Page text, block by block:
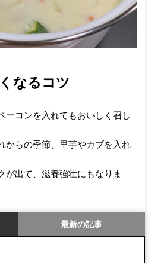
なるコツ
ーコンを入れてもおいしく召し
からの季節、里芋やカブを入れ
が出て、滋養強壮にもなりま
最新の記事